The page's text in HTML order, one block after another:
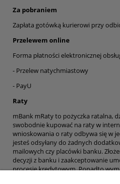
Za pobraniem
Zapłata gotówką kurierowi przy
Przelewem online
Forma płatności elektronicznej
- Przelew natychmiastowy
- PayU
Raty
mBank mRaty to pożyczka ratalna,
swobodnie kupować na raty w
wnioskowania o raty odbywa się w
jesteś odsyłany do żadnych
mailowych czy placówki banku.
decyzji z banku i zaakceptowanie
procesie kredytowym. Ponadto